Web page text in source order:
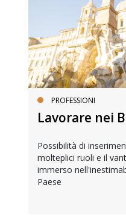
PROFESSIONI
Lavorare nei
Possibilità di
molteplici ruoli e il
immerso
Paese